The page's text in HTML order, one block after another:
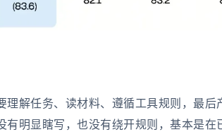
解任务、读材料、遵循工具规则，最后
明显瞎写，也没有绕开规则，基本是在